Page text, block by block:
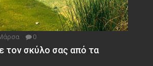
0
τον σκύλο σας από τα